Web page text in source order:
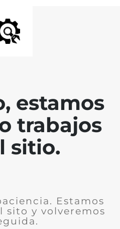
estamos
trabajos
sitio.
Estamos
sito y volveremos